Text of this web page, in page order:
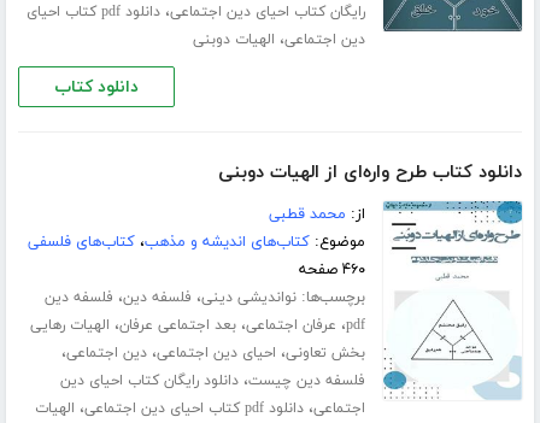
رایگان کتاب احیای دین اجتماعی،
دانلود pdf کتاب احیای
دین اجتماعی، الهیات دوبنی
دانلود کتاب
دانلود کتاب طرح واره‌ای از الهیات دوبنی
از: محمد قطبی
موضوع:کتاب‌های اندیشه و مذهب،کتاب‌های فلسفی
۴۶۰ صفحه
برچسب‌ها:نواندیشی دینی، فلسفه دین، فلسفه دین
pdf، عرفان اجتماعی،بعد اجتماعی عرفان، الهیات رهایی
بخش تعاونی، احیای دین اجتماعی،دین اجتماعی،
فلسفه دین چیست،دانلود رایگان کتاب احیای دین
اجتماعی،دانلود pdf کتاب احیای دین اجتماعی ، الهیات